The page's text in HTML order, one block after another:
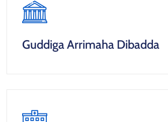
Guddiga Arrimaha Dibadda